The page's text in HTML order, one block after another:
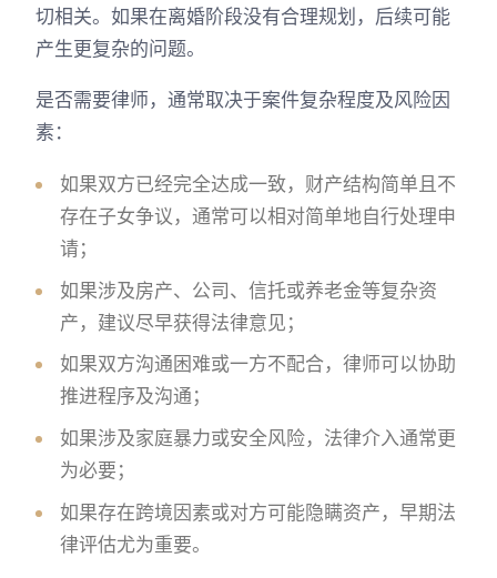
切相关。如果在离婚阶段没有合理规划，后续可能
产生更复杂的问题。
是否需要律师，通常取决于案件复杂程度及风险因
素：
如果双方已经完全达成一致，财产结构简单且不
存在子女争议，通常可以相对简单地自行处理申
请；
如果涉及房产、公司、信托或养老金等复杂资
产，建议尽早获得法律意见；
如果双方沟通困难或一方不配合，律师可以协助
推进程序及沟通；
如果涉及家庭暴力或安全风险，法律介入通常更
为必要；
如果存在跨境因素或对方可能隐瞒资产，早期法
律评估尤为重要。